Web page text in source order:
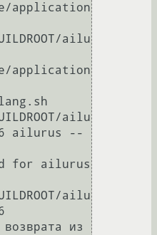
application
ailu
application
ailu
ailurus --
for ailurus
ailu
из